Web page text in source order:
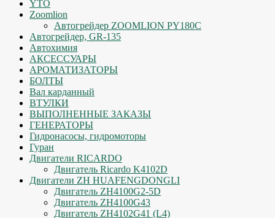
YTO
Zoomlion
Автогрейдер ZOOMLION PY180C
Автогрейдер, GR-135
Автохимия
АКСЕССУАРЫ
АРОМАТИЗАТОРЫ
БОЛТЫ
Вал карданный
ВТУЛКИ
ВЫПОЛНЕННЫЕ ЗАКАЗЫ
ГЕНЕРАТОРЫ
Гидронасосы, гидромоторы
Гуран
Двигатели RICARDO
Двигатель Ricardo K4102D
Двигатели ZH HUAFENGDONGLI
Двигатель ZH4100G2-5D
Двигатель ZH4100G43
Двигатель ZH4102G41 (L4)